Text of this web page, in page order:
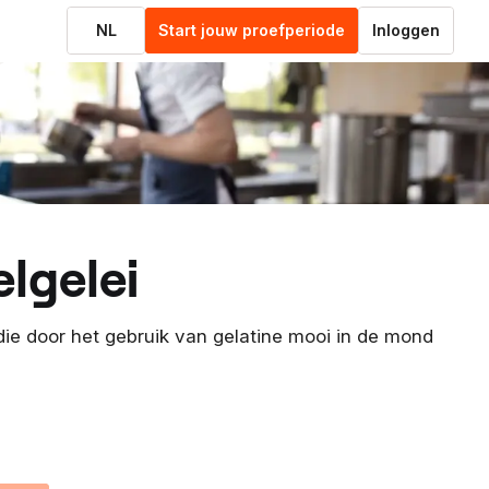
NL Start jouw proefperiode Inloggen
door het gebruik van gelatine mooi in de mond